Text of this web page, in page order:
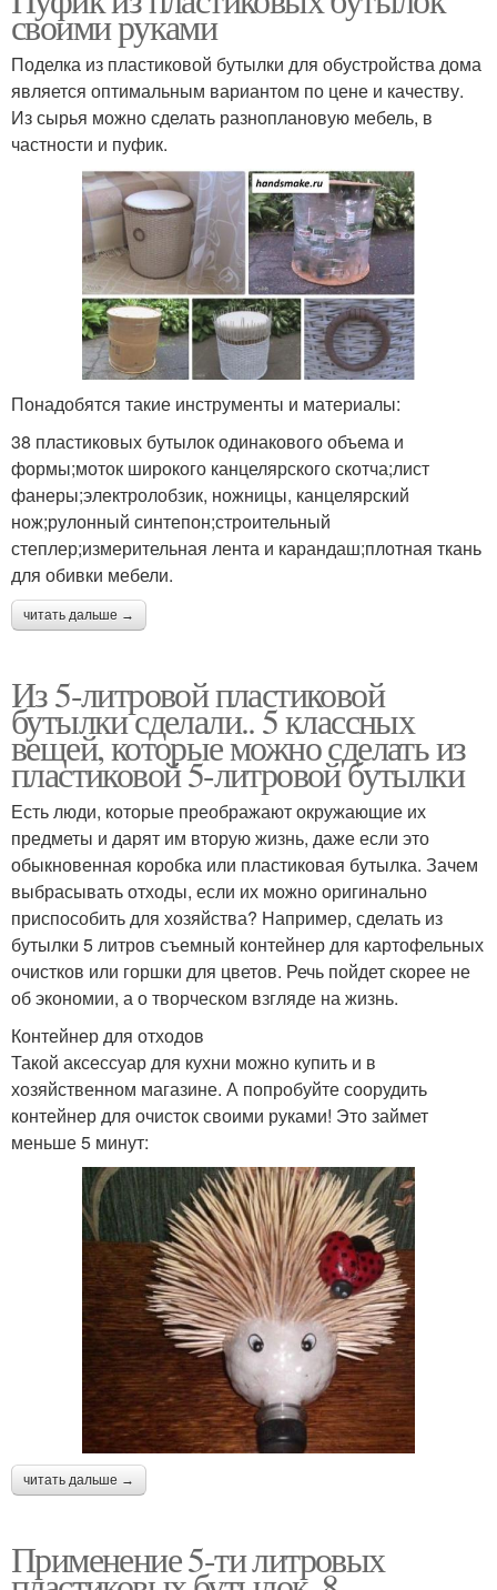
своими руками
Поделка из пластиковой бутылки для обустройства дома
является оптимальным вариантом по цене и качеству.
Из сырья можно сделать разноплановую мебель, в
частности и пуфик.
Понадобятся такие инструменты и материалы:
38 пластиковых бутылок одинакового объема и
формы;моток широкого канцелярского скотча;лист
фанеры;электролобзик, ножницы, канцелярский
нож;рулонный синтепон;строительный
степлер;измерительная лента и карандаш;плотная ткань
для обивки мебели.
читать дальше →
Из 5-литровой пластиковой
бутылки сделали.. 5 классных
вещей, которые можно сделать из
пластиковой 5-литровой бутылки
Есть люди, которые преображают окружающие их
предметы и дарят им вторую жизнь, даже если это
обыкновенная коробка или пластиковая бутылка. Зачем
выбрасывать отходы, если их можно оригинально
приспособить для хозяйства? Например, сделать из
бутылки 5 литров съемный контейнер для картофельных
очистков или горшки для цветов. Речь пойдет скорее не
об экономии, а о творческом взгляде на жизнь.
Контейнер для отходов
Такой аксессуар для кухни можно купить и в
хозяйственном магазине. А попробуйте соорудить
контейнер для очисток своими руками! Это займет
меньше 5 минут:
читать дальше →
Применение 5-ти литровых